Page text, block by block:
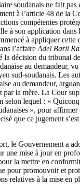
soudanais ne fait pas
à l’article 48 de la
compétentes
à son application
à appliquer
l’affaire Adel Barii
décision du tribunal
au demandeur,
sud-soudanais. Les
au demandeur,
la mère. La Cour
lequel : «
», pour
que ce jugement
le Gouvernement a
une mise à jour en
la mettre en
pour promouvoir et
relatives à la mise en